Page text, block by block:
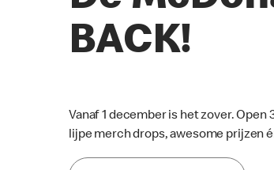
BACK!
Vanaf 1 december is het zover.
lijpe merch drops, awesome prijzen